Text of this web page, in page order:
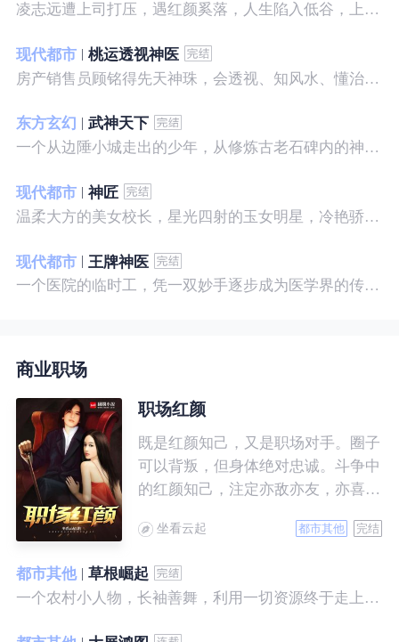
凌志远遭上司打压，遇红颜奚落，人生陷入低谷，上帝在关上一扇门的同时，势必会留下一扇窗，面对稍纵即逝的机会，他果断出手了……
现代都市
桃运透视神医
房产销售员顾铭得先天神珠，会透视、知风水、懂治病、有神通，开始逆袭人生。
东方玄幻
武神天下
一个从边陲小城走出的少年，从修炼古老石碑内的神秘一式开始，一路高歌狂飙，打造一片属于自己的天下……
现代都市
神匠
温柔大方的美女校长，星光四射的玉女明星，冷艳骄傲的美女特工，一个二个，全都跑来，撒娇撒赖的要他做她们的私房保镖，这是为什么呢？
现代都市
王牌神医
一个医院的临时工，凭一双妙手逐步成为医学界的传奇！ 一个社会底层的小人物，靠一腔热血成为人世间的枭王！ 当佛已经无能为力，便由我来普渡众生——杨风。
商业职场
职场红颜
既是红颜知己，又是职场对手。圈子
可以背叛，但身体绝对忠诚。斗争中
的红颜知己，注定亦敌亦友，亦喜亦
坐看云起 都市其他 完结
都市其他
草根崛起
一个农村小人物，长袖善舞，利用一切资源终于走上人生巅峰